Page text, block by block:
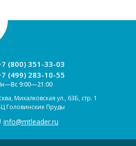
(800) 351-33-03
(499) 283-10-55
9:00—21:00
Михалковская ул., 63Б, стр. 1
Головинские Пруды
info@mtleader.ru